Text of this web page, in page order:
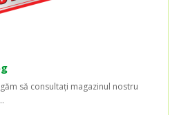
să consultați magazinul nostru